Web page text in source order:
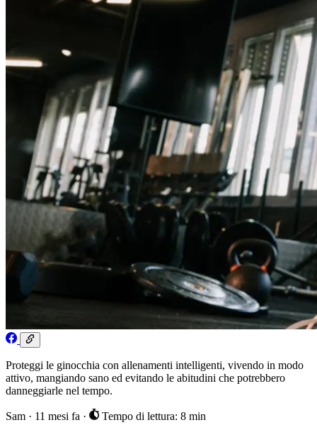
Proteggi le ginocchia con allenamenti intelligenti, vivendo in modo
attivo, mangiando sano ed evitando le abitudini che potrebbero
danneggiarle nel tempo.
Sam · 11 mesi fa · Tempo di lettura: 8 min